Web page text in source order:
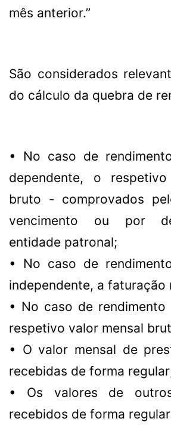
mês anterior.”
São considerados
do cálculo da quebra de
• No caso de
dependente, o
bruto - comprovados
vencimento ou por
entidade patronal;
• No caso de
independente, a faturação
• No caso de rendimento
respetivo valor mensal
• O valor mensal de
recebidas de forma
• Os valores de
recebidos de forma